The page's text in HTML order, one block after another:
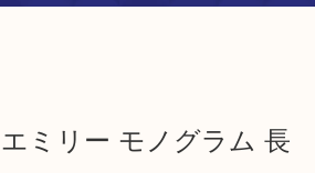
ミリー モノグラム 長